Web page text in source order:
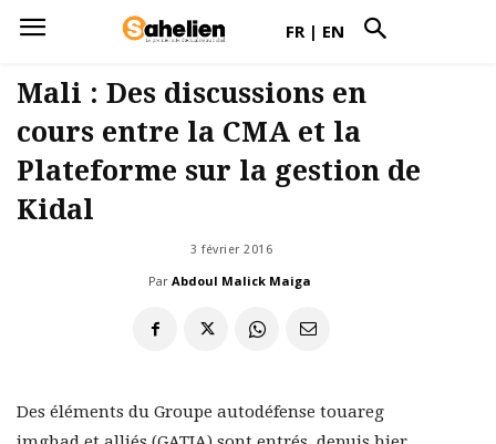
FR | EN
Mali : Des discussions en
cours entre la CMA et la
Plateforme sur la gestion de
Kidal
3 février 2016
Par Abdoul Malick Maiga
Des éléments du Groupe autodéfense touareg